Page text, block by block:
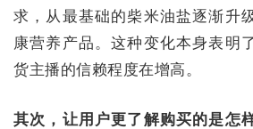
求，从最基础的柴米油盐逐渐升
康营养产品。这种变化本身表明
货主播的信赖程度在增高。
其次，让用户更了解购买的是怎